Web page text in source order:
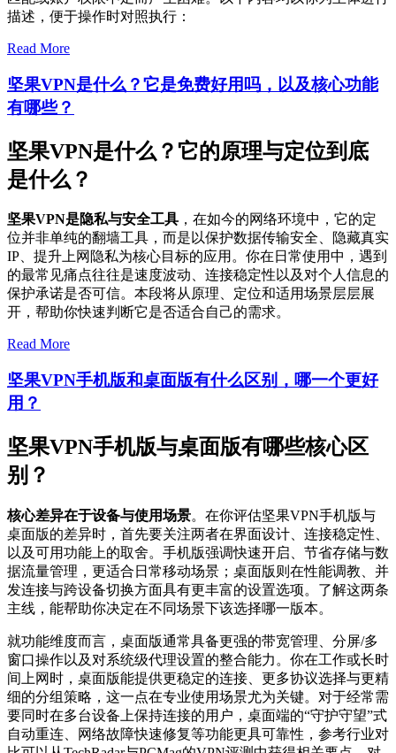
描述，便于操作时对照执行：
Read More
坚果VPN是什么？它是免费好用吗，以及核心功能
有哪些？
坚果VPN是什么？它的原理与定位到底
是什么？
坚果VPN是隐私与安全工具 ，在如今的网络环境中，它的定
位并非单纯的翻墙工具，而是以保护数据传输安全、隐藏真实
IP、提升上网隐私为核心目标的应用。你在日常使用中，遇到
的最常见痛点往往是速度波动、连接稳定性以及对个人信息的
保护承诺是否可信。本段将从原理、定位和适用场景层层展
开，帮助你快速判断它是否适合自己的需求。
Read More
坚果VPN手机版和桌面版有什么区别，哪一个更好
用？
坚果VPN手机版与桌面版有哪些核心区
别？
核心差异在于设备与使用场景。在你评估坚果VPN手机版与
桌面版的差异时，首先要关注两者在界面设计、连接稳定性、
以及可用功能上的取舍。手机版强调快速开启、节省存储与数
据流量管理，更适合日常移动场景；桌面版则在性能调教、并
发连接与跨设备切换方面具有更丰富的设置选项。了解这两条
主线，能帮助你决定在不同场景下该选择哪一版本。
就功能维度而言，桌面版通常具备更强的带宽管理、分屏/多
窗口操作以及对系统级代理设置的整合能力。你在工作或长时
间上网时，桌面版能提供更稳定的连接、更多协议选择与更精
细的分组策略，这一点在专业使用场景尤为关键。对于经常需
要同时在多台设备上保持连接的用户，桌面端的“守护守望”式
自动重连、网络故障快速修复等功能更具可靠性，参考行业对